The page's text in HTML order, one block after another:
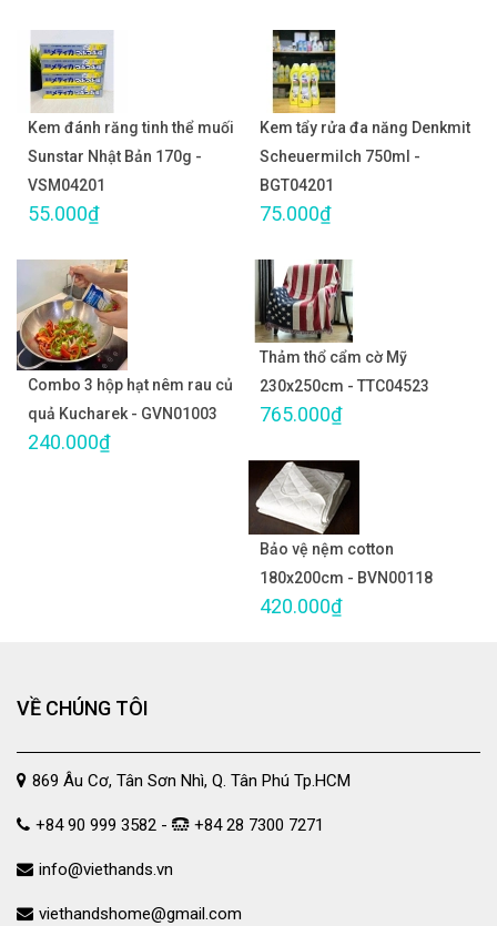
Kem đánh răng tinh thể muối
Sunstar Nhật Bản 170g -
VSM04201
55.000₫
Kem tẩy rửa đa năng Denkmit
Scheuermilch 750ml -
BGT04201
75.000₫
Combo 3 hộp hạt nêm rau củ
quả Kucharek - GVN01003
240.000₫
Thảm thổ cẩm cờ Mỹ
230x250cm - TTC04523
765.000₫
Bảo vệ nệm cotton
180x200cm - BVN00118
420.000₫
VỀ CHÚNG TÔI
869 Âu Cơ, Tân Sơn Nhì, Q. Tân Phú Tp.HCM
+84 90 999 3582 - +84 28 7300 7271
info@viethands.vn
viethandshome@gmail.com